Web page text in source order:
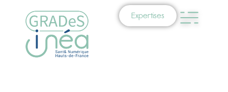
Expertises